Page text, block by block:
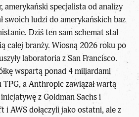
amerykański specjalista od analizy
swoich ludzi do amerykańskich baz
Dziś ten sam schemat stał
całej branży. Wiosną 2026 roku po
laboratoria z San Francisco.
wspartą ponad 4 miliardami
a Anthropic zawiązał wartą
z Goldman Sachs i
i AWS dołączyli jako ostatni, ale z